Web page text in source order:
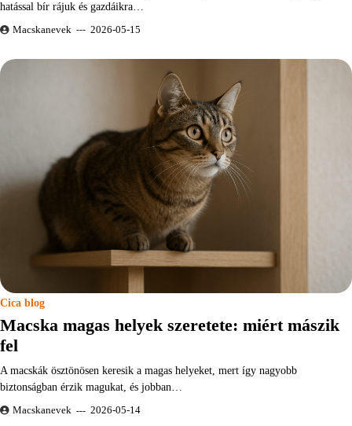
hatással bír rájuk és gazdáikra…
Macskanevek 2026-05-15
Cica blog
Macska magas helyek szeretete: miért mászik
fel
A macskák ösztönösen keresik a magas helyeket, mert így nagyobb
biztonságban érzik magukat, és jobban…
Macskanevek 2026-05-14